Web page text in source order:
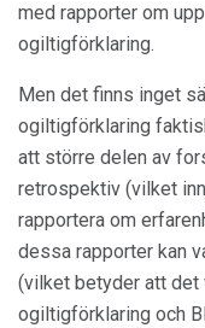
med rapporter om
ogiltigförklaring.
Men det finns inget
ogiltigförklaring
att större delen av
retrospektiv (vilket
rapportera om
dessa rapporter kan
(vilket betyder att det
ogiltigförklaring och